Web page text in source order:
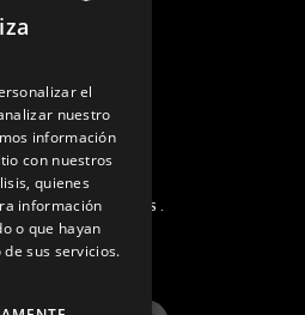
MÁS FRECUENTES.
el
nuestro
información
con nuestros
quienes
información
o que hayan
sus servicios.